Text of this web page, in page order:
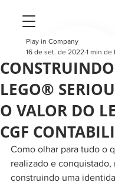
LEGO®
O VALOR DO
CGF
Play in Company
16 de set. de 2022 1 min de
Como olhar para tudo o
realizado e conquistado,
construindo uma